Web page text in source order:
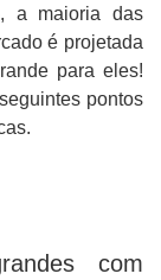
a maioria das
é projetada
para eles!
pontos
com